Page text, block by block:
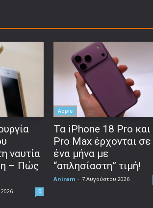
ναυτία
– Πώς
0
Apple
Τα iPhone 18 Pro και
Pro Max έρχονται σε
ένα μήνα με
“απλησίαστη” τιμή!
Aniram - 7 Αυγούστου 2026